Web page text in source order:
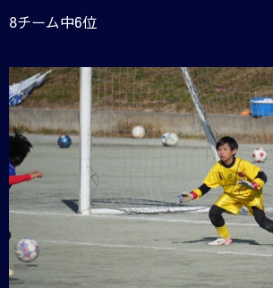
8チーム中6位